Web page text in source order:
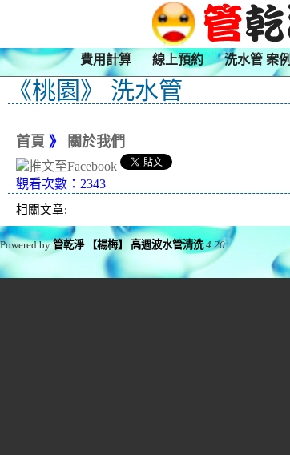
費用計算 線上預約 洗水管 案例
《桃園》 洗水管
首頁 》 關於我們
觀看次數：2343
相關文章:
Powered by管乾淨 【楊梅】 高週波水管清洗 4.20